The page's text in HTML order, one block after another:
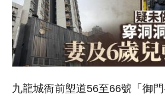
九龍城衙前塱道56至66號「御